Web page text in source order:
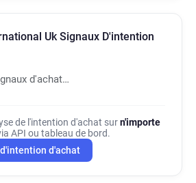
Uk Signaux D'intention
d'achat…
de l'intention d'achat surn'importe
API ou tableau de bord.
d'intention d'achat